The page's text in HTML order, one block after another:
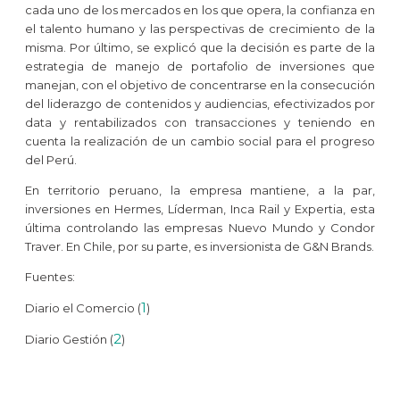
cada uno de los mercados en los que opera, la confianza en
el talento humano y las perspectivas de crecimiento de la
misma. Por último, se explicó que la decisión es parte de la
estrategia de manejo de portafolio de inversiones que
manejan, con el objetivo de concentrarse en la consecución
del liderazgo de contenidos y audiencias, efectivizados por
data y rentabilizados con transacciones y teniendo en
cuenta la realización de un cambio social para el progreso
del Perú.
En territorio peruano, la empresa mantiene, a la par,
inversiones en Hermes, Líderman, Inca Rail y Expertia, esta
última controlando las empresas Nuevo Mundo y Condor
Traver. En Chile, por su parte, es inversionista de G&N Brands.
Fuentes:
Diario el Comercio (1)
Diario Gestión (2)